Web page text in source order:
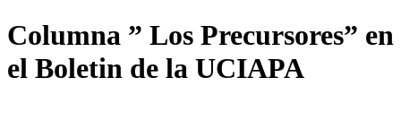
Columna ” Los Precursores” en
el Boletin de la UCIAPA